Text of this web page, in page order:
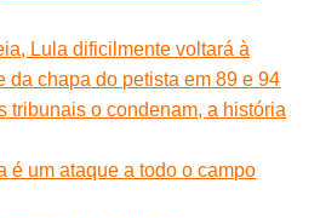
Lula dificilmente voltará à
da chapa do petista em 89 e 94
tribunais o condenam, a história
é um ataque a todo o campo